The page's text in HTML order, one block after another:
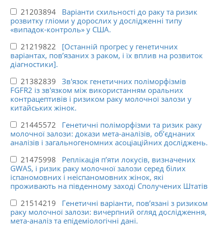
21203894 Варіанти схильності до раку та ризик
розвитку гліоми у дорослих у дослідженні типу
«випадок-контроль» у США.
21219822 [Останній прогрес у генетичних
варіантах, пов’язаних з раком, і їх вплив на розвиток
діагностики].
21382839 Зв'язок генетичних поліморфізмів
FGFR2 із зв'язком між використанням оральних
контрацептивів і ризиком раку молочної залози у
китайських жінок.
21445572 Генетичні поліморфізми та ризик раку
молочної залози: докази мета-аналізів, об’єднаних
аналізів і загальногеномних асоціаційних досліджень.
21475998 Реплікація п’яти локусів, визначених
GWAS, і ризик раку молочної залози серед білих
іспаномовних і неіспаномовних жінок, які
проживають на південному заході Сполучених Штатів
21514219 Генетичні варіанти, пов’язані з ризиком
раку молочної залози: вичерпний огляд дослідження,
мета-аналіз та епідеміологічні дані.